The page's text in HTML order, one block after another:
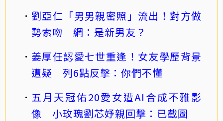
劉亞仁「男男親密照」流出！對方做
勢索吻 網：是新男友？
姜厚任認愛七世重逢！女友學歷背景
遭疑 列6點反擊：你們不懂
五月天冠佑20愛女遭AI合成不雅影
像 小玫瑰劉芯妤親回擊：已截圖